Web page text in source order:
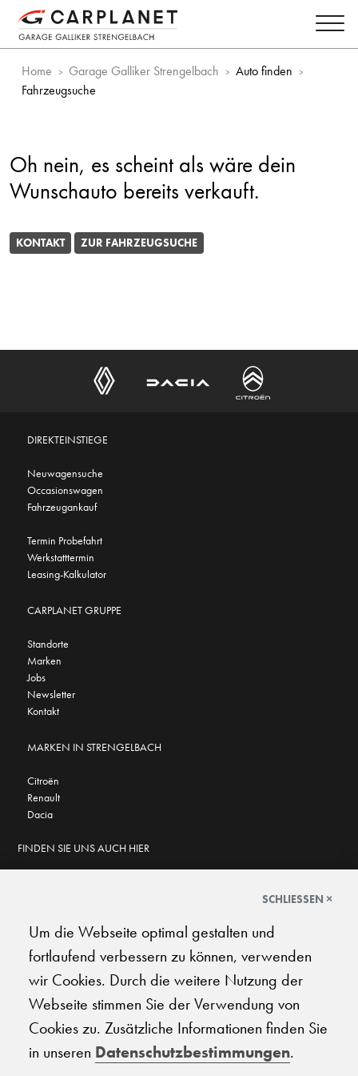
Home Garage Galliker Strengelbach
Auto finden
Fahrzeugsuche
Oh nein, es scheint als wäre dein
Wunschauto bereits verkauft.
KONTAKT ZUR FAHRZEUGSUCHE
DIREKTEINSTIEGE
Neuwagensuche
Occasionswagen
Fahrzeugankauf
Termin Probefahrt
Werkstatttermin
Leasing-Kalkulator
CARPLANET GRUPPE
Standorte
Marken
Jobs
Newsletter
Kontakt
MARKEN IN STRENGELBACH
Citroën
Renault
Dacia
FINDEN SIE UNS AUCH HIER
4.7 ★★★★★
★★★★★
© 2026 Carplanet Galliker
SCHLIESSEN ×
Um die Webseite optimal gestalten und
fortlaufend verbessern zu können, verwenden
wir Cookies. Durch die weitere Nutzung der
Webseite stimmen Sie der Verwendung von
Cookies zu. Zusätzliche Informationen finden Sie
in unseren Datenschutzbestimmungen.